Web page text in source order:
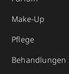
Make-Up
Pflege
Behandlungen